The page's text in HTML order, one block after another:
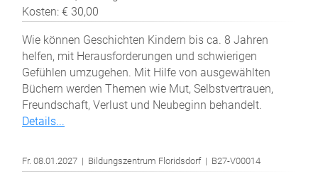
Kosten: € 30,00
Wie können Geschichten Kindern bis ca. 8 Jahren
helfen, mit Herausforderungen und schwierigen
Gefühlen umzugehen. Mit Hilfe von ausgewählten
Büchern werden Themen wie Mut, Selbstvertrauen,
Freundschaft, Verlust und Neubeginn behandelt.
Details...
Fr. 08.01.2027 | Bildungszentrum Floridsdorf | B27-V00014